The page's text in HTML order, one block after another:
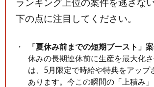
下の点に注目してください。
「夏休み前までの短期ブースト」
休みの長期連休前に生産を最大化
は、5月限定で時給や特典をアップ
あります。今この瞬間の「上積み